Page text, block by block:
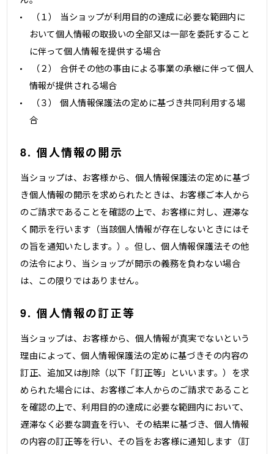
（１） 当ショップが利用目的の達成に必要な範囲内に
おいて個人情報の取扱いの全部又は一部を委託すること
に伴って個人情報を提供する場合
（２） 合併その他の事由による事業の承継に伴って個人
情報が提供される場合
（３） 個人情報保護法の定めに基づき共同利用する場
合
8. 個人情報の開示
当ショップは、お客様から、個人情報保護法の定めに基づ
き個人情報の開示を求められたときは、お客様ご本人から
のご請求であることを確認の上で、お客様に対し、遅滞な
く開示を行います（当該個人情報が存在しないときにはそ
の旨を通知いたします。）。但し、個人情報保護法その他
の法令により、当ショップが開示の義務を負わない場合
は、この限りではありません。
9. 個人情報の訂正等
当ショップは、お客様から、個人情報が真実でないという
理由によって、個人情報保護法の定めに基づきその内容の
訂正、追加又は削除（以下「訂正等」といいます。）を求
められた場合には、お客様ご本人からのご請求であること
を確認の上で、利用目的の達成に必要な範囲内において、
遅滞なく必要な調査を行い、その結果に基づき、個人情報
の内容の訂正等を行い、その旨をお客様に通知します（訂